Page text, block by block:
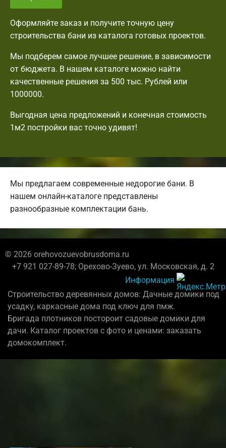
Оформляйте заказ и получите точную цену
строительства бани из каталога готовых проектов.
Мы подберем самое лучшее решение, в зависимости
от бюджета. В нашем каталоге можно найти
качественные решения за 500 тыс. Рублей или
1000000.
Выгодная цена предложений и конечная стоимость
1м2 постройки вас точно удивят!
Мы предлагаем современные недорогие бани. В
нашем онлайн-каталоге представлены
разнообразные комплектации бань.
© 2026 orehovozuevobrusdoma.ru
+7 921 027-89-78; Орехово-Зуево, ул. Московская, д. 2
Информация
Строительство деревянных домов: Дачные домики под
усадку, каркасные дома под ключ для пмж.
Бригада плотников постороит садовые домики для
дачи. Каталог проектов с фото и ценами: заказать
домокомплект.